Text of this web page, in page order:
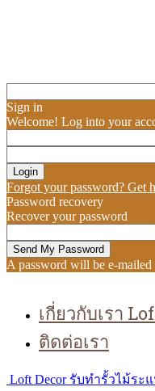
Sign in
Welcome! Log into your
Forgot your password? Get
Password recovery
Recover your password
A password will be e-mailed
เกี่ยวกับเรา
ติดต่อเรา
Loft Decor รับทำรั้วไม้ระ